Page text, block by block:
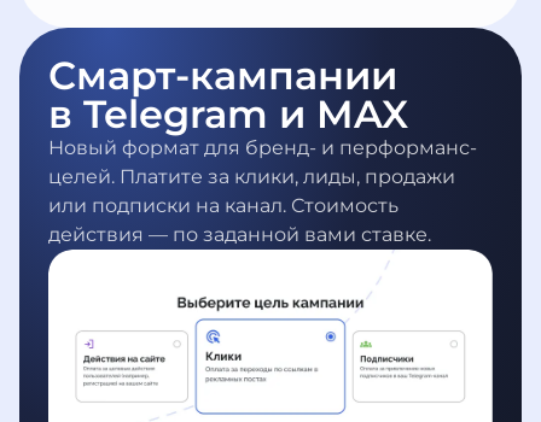
Смарт-кампании
в Telegram и MAX
Новый формат для бренд- и перформанс-
целей. Платите за клики, лиды, продажи
или подписки на канал. Стоимость
действия — по заданной вами ставке.